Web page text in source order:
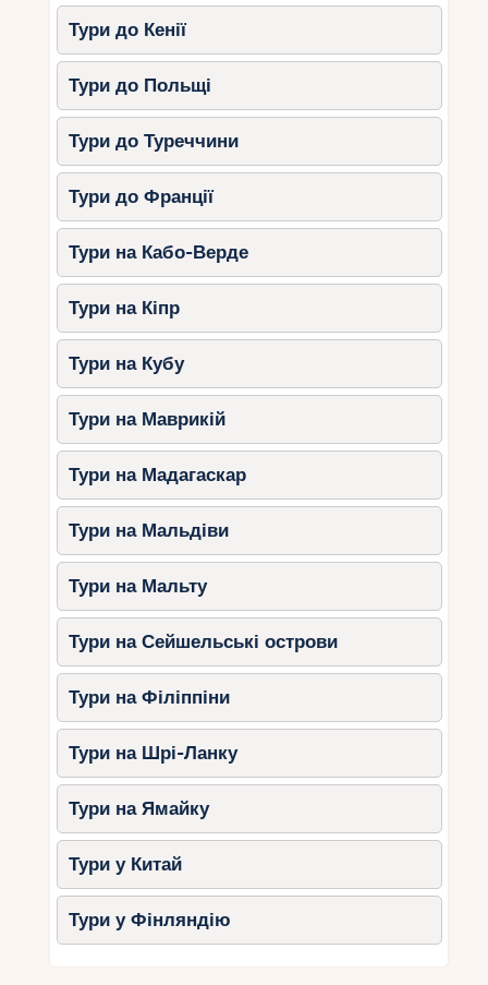
Тури до Кенії
Тури до Польщі
Тури до Туреччини
Тури до Франції
Тури на Кабо-Верде
Тури на Кіпр
Тури на Кубу
Тури на Маврикій
Тури на Мадагаскар
Тури на Мальдіви
Тури на Мальту
Тури на Сейшельські острови
Тури на Філіппіни
Тури на Шрі-Ланку
Тури на Ямайку
Тури у Китай
Тури у Фінляндію